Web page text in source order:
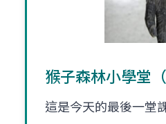
猴子森林小學堂（
這是今天的最後一堂